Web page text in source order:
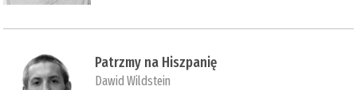
Patrzmy na Hiszpanię
Dawid Wildstein